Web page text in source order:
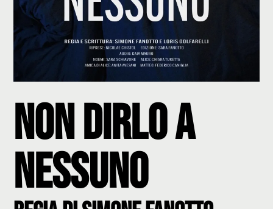
Non dirlo a
nessuno